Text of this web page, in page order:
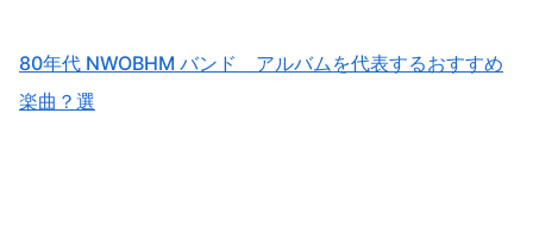
80年代 NWOBHM バンド アルバムを代表するおすすめ
楽曲？選